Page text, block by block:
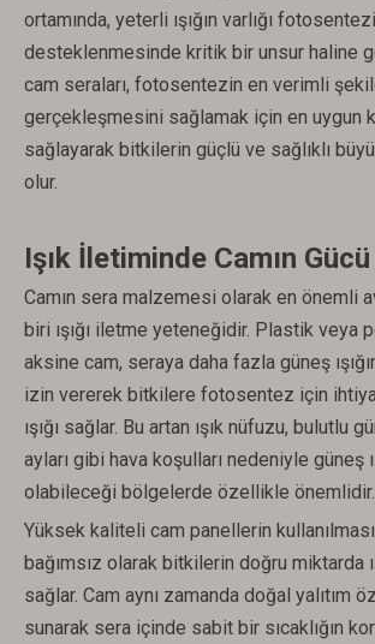
ortamında, yeterli ışığın varlığı
desteklenmesinde kritik bir unsur haline
cam seraları, fotosentezin en verimli
gerçekleşmesini sağlamak için en uygun
sağlayarak bitkilerin güçlü ve sağlıklı
olur.
Işık İletiminde Camın Gücü
Camın sera malzemesi olarak en önemli
biri ışığı iletme yeteneğidir. Plastik veya
aksine cam, seraya daha fazla güneş
izin vererek bitkilere fotosentez için
ışığı sağlar. Bu artan ışık nüfuzu, bulutlu
ayları gibi hava koşulları nedeniyle güneş
olabileceği bölgelerde özellikle önemlidir.
Yüksek kaliteli cam panellerin
bağımsız olarak bitkilerin doğru miktarda
sağlar. Cam aynı zamanda doğal yalıtım
sunarak sera içinde sabit bir sıcaklığın